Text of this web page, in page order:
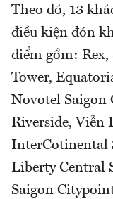
Theo đó, 13
điều kiện đón
điểm gồm:
Tower,
Novotel Saigon
Riverside, Viễn
InterCotinental
Liberty Central
Saigon